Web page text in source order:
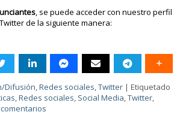
, se puede acceder con nuestro perfil
de la siguiente manera:
Difusión,Redes sociales,Twitter |Etiquetado
,Redes sociales, Social Media,Twitter,
comentarios